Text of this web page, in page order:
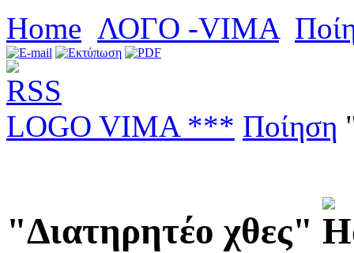
Home ΛΟΓΟ -VIMA
LOGO VIMA *** Ποίηση
"Διατηρητέο χθες"